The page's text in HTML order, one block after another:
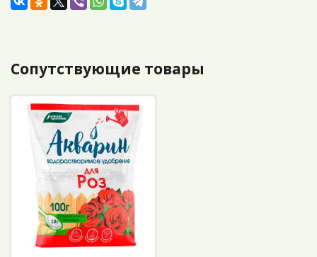
Сопутствующие товары